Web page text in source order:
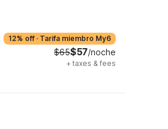
12% off · Tarifa miembro My6
$65$57/noche
+ taxes & fees